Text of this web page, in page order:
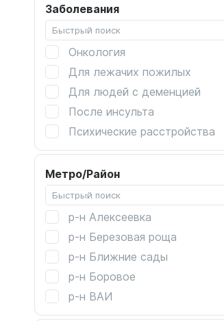
Сиделки
Заболевания
Онкология
Для лежачих пожилых
Для людей с деменцией
После инсульта
Психические расстройства
После операций
После перелома шейки бедра
После травм
Альцгеймер
Склероз
Сахарный диабет
Со сниженным зрением
Паркинсон
Метро/Район
р-н Алексеевка
р-н Березовая роща
р-н Ближние сады
р-н Боровое
р-н ВАИ
р-н Ветряк